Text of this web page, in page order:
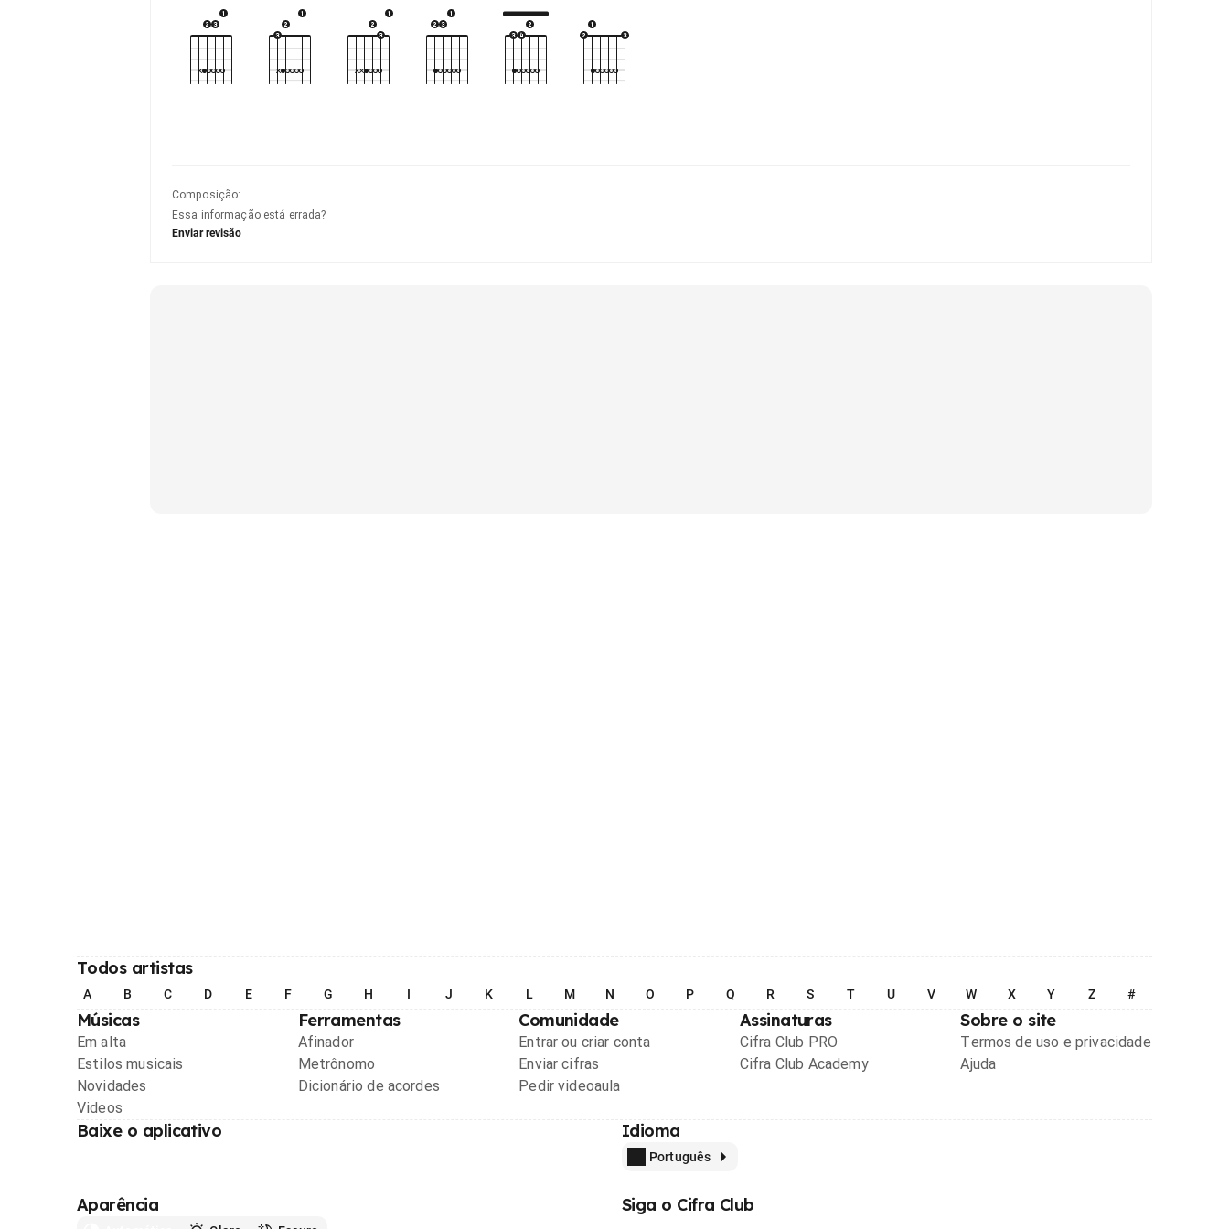
Composição:
Essa informação está errada?
Enviar revisão
Todos artistas
A B C D E F G H I J K L M N O P Q R S T U V W X Y Z #
Músicas
Em alta
Estilos musicais
Novidades
Videos
Ferramentas
Afinador
Metrônomo
Dicionário de acordes
Comunidade
Entrar ou criar conta
Enviar cifras
Pedir videoaula
Assinaturas
Cifra Club PRO
Cifra Club Academy
Sobre o site
Termos de uso e privacidade
Ajuda
Baixe o aplicativo Idioma
Português
Aparência Siga o Cifra Club